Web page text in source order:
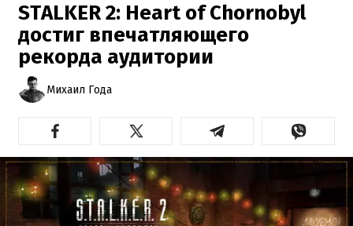
STALKER 2: Heart of Chornobyl
достиг впечатляющего
рекорда аудитории
Михаил Года